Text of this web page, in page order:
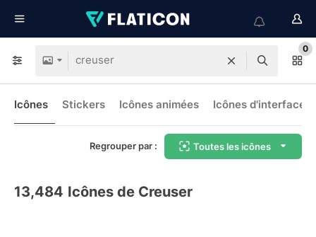
0
Icônes Stickers Icônes animées Icônes d'interface
Regrouper par : Toutes les icônes
13,484 Icônes de Creuser